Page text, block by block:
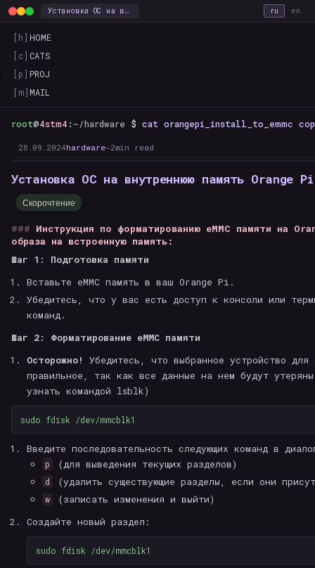
Установка ОС на внутреннюю память Orange Pi cm4 — this_is_the_way ru en
[h] HOME
[c] CATS
[p] PROJ
[m] MAIL
root@4stm4 :~/hardware $ cat orangepi_install_to_emmc
28.09.2024hardware~2min read
Установка ОС на внутреннюю память Orange Pi
Скорочтение
Инструкция по форматированию eMMC памяти на
образа на встроенную память:
Шаг 1: Подготовка памяти
Вставьте eMMC память в ваш Orange Pi.
Убедитесь, что у вас есть доступ к консоли или
команд.
Шаг 2: Форматирование eMMC памяти
Осторожно!
Убедитесь, что выбранное устройство для
правильное, так как все данные на нем будут
узнать командой lsblk)
sudo
Введите последовательность следующих команд в
p (для выведения текущих разделов)
d (удалить существующие разделы, если они
w
(записать изменения и выйти)
Создайте новый раздел:
sudo